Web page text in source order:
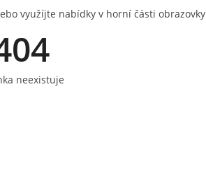
využíjte nabídky v horní části obrazovky
neexistuje